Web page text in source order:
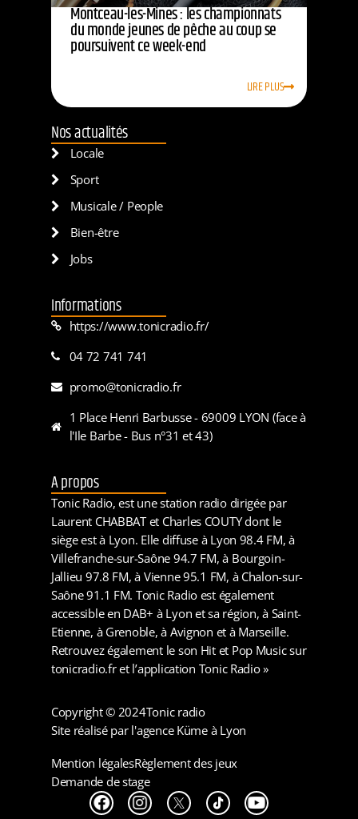
Montceau-les-Mines : les championnats
du monde jeunes de pêche au coup se
poursuivent ce week-end
LIRE PLUS
Nos actualités
Locale
Sport
Musicale / People
Bien-être
Jobs
Informations
https://www.tonicradio.fr/
04 72 741 741
promo@tonicradio.fr
1 Place Henri Barbusse - 69009 LYON (face à
l'Ile Barbe - Bus n°31 et 43)
A propos
Tonic Radio, est une station radio dirigée par
Laurent CHABBAT et Charles COUTY dont le
siège est à Lyon. Elle diffuse à Lyon 98.4 FM, à
Villefranche-sur-Saône 94.7 FM, à Bourgoin-
Jallieu 97.8 FM, à Vienne 95.1 FM, à Chalon-sur-
Saône 91.1 FM. Tonic Radio est également
accessible en DAB+ à Lyon et sa région, à Saint-
Etienne, à Grenoble, à Avignon et à Marseille.
Retrouvez également le son Hit et Pop Music sur
tonicradio.fr et l’application Tonic Radio »
Copyright © 2024Tonic radio
Site réalisé par l'agence Küme à Lyon
Mention légalesRèglement des jeux
Demande de stage